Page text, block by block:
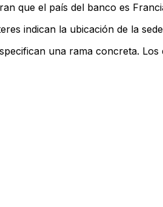
que el país del banco es
indican la ubicación de la
una rama concreta.